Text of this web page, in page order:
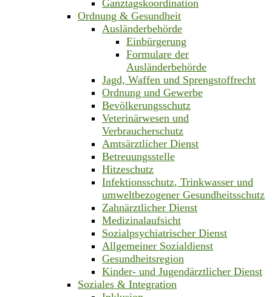
Ganztagskoordination
Ordnung & Gesundheit
Ausländerbehörde
Einbürgerung
Formulare der
Ausländerbehörde
Jagd, Waffen und Sprengstoffrecht
Ordnung und Gewerbe
Bevölkerungsschutz
Veterinärwesen und
Verbraucherschutz
Amtsärztlicher Dienst
Betreuungsstelle
Hitzeschutz
Infektionsschutz, Trinkwasser und
umweltbezogener Gesundheitsschutz
Zahnärztlicher Dienst
Medizinalaufsicht
Sozialpsychiatrischer Dienst
Allgemeiner Sozialdienst
Gesundheitsregion
Kinder- und Jugendärztlicher Dienst
Soziales & Integration